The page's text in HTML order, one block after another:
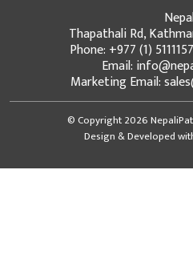
Thapathali Rd,
Phone: +977 (1)
Email:
Marketing Email:
© Copyright 2026
Design & Developed